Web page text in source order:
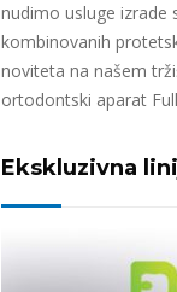
nudimo usluge izrade
kombinovanih
noviteta na našem
ortodontski aparat
Ekskluzivna